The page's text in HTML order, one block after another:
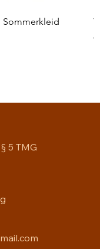
Sommerkleid
€
5 TMG